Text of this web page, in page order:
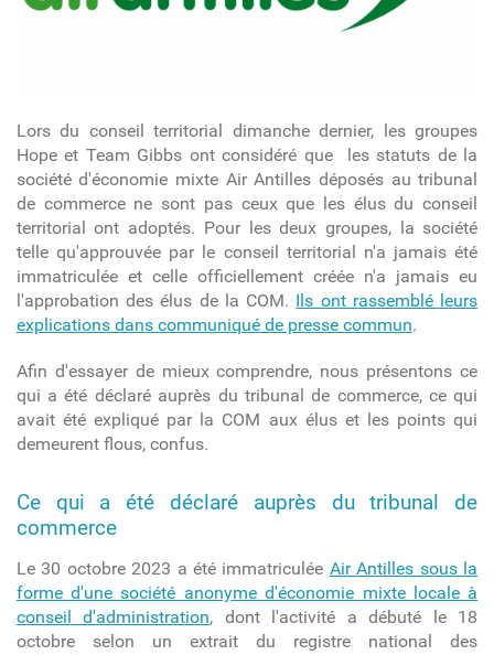
Lors du conseil territorial dimanche dernier, les groupes
Hope et Team Gibbs ont considéré que les statuts de la
société d'économie mixte Air Antilles déposés au tribunal
de commerce ne sont pas ceux que les élus du conseil
territorial ont adoptés. Pour les deux groupes, la société
telle qu'approuvée par le conseil territorial n'a jamais été
immatriculée et celle officiellement créée n'a jamais eu
l'approbation des élus de la COM. Ils ont rassemblé leurs
explications dans communiqué de presse commun.
Afin d'essayer de mieux comprendre, nous présentons ce
qui a été déclaré auprès du tribunal de commerce, ce qui
avait été expliqué par la COM aux élus et les points qui
demeurent flous, confus.
Ce qui a été déclaré auprès du tribunal de
commerce
Le 30 octobre 2023 a été immatriculée Air Antilles sous la
forme d'une société anonyme d'économie mixte locale à
conseil d'administration, dont l'activité a débuté le 18
octobre selon un extrait du registre national des